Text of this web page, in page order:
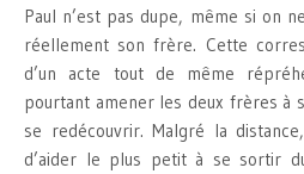
Paul n’est pas dupe, même si on
réellement son frère. Cette
d’un acte tout de même
pourtant amener les deux frères à
se redécouvrir. Malgré la
d’aider le plus petit à se sortir